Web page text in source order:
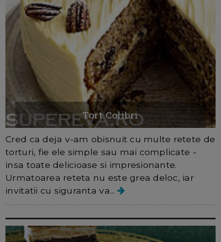
Tort Colibri
Cred ca deja v-am obisnuit cu multe retete de
torturi, fie ele simple sau mai complicate -
insa toate delicioase si impresionante.
Urmatoarea reteta nu este grea deloc, iar
invitatii cu siguranta va...